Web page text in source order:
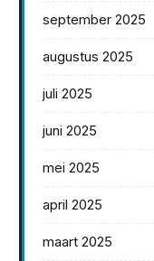
september 2025
augustus 2025
juli 2025
juni 2025
mei 2025
april 2025
maart 2025